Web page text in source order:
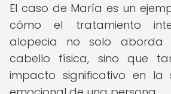
El caso de María es un
cómo el tratamiento
alopecia no solo
cabello física, sino que
impacto significativo en la